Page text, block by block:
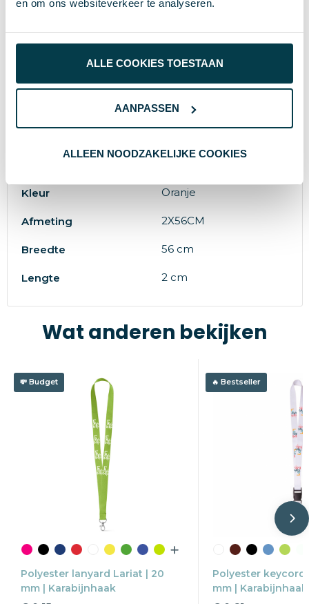
en om ons websiteverkeer te analyseren.
ALLE COOKIES TOESTAAN
AANPASSEN
ALLEEN NOODZAKELIJKE COOKIES
20 g
Kleur Oranje
Afmeting 2X56CM
Breedte 56 cm
Lengte 2 cm
Wat anderen bekijken
Budget
Polyester lanyard Lariat | 20
mm | Karabijnhaak
Bestseller
Polyester keycord
mm |